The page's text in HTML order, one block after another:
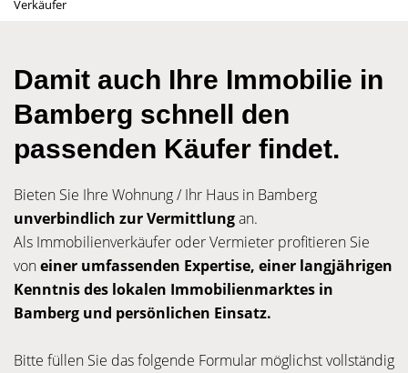
Verkäufer
Damit auch Ihre Immobilie in
Bamberg schnell den
passenden Käufer findet.
Bieten Sie Ihre Wohnung / Ihr Haus in Bamberg
unverbindlich zur Vermittlungan.
Als Immobilienverkäufer oder Vermieter profitieren Sie
voneiner umfassenden Expertise, einer langjährigen
Kenntnis des lokalen Immobilienmarktes in
Bamberg und persönlichen Einsatz.
Bitte füllen Sie das folgende Formular möglichst vollständig